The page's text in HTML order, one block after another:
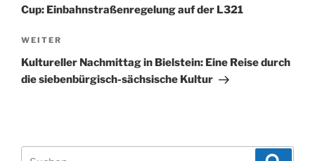
Cup: Einbahnstraßenregelung auf der L321
Nächster
Beitrag
WEITER
Kultureller Nachmittag in Bielstein: Eine Reise durch
die siebenbürgisch-sächsische Kultur